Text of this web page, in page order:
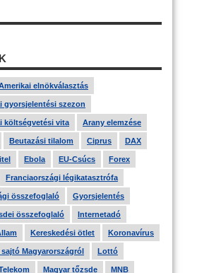
elnökválasztás
gyorsjelentési szezon
költségvetési vita Arany elemzése
Beutazási tilalom Ciprus DAX
Ebola EU-Csúcs Forex
Franciaországi légikatasztrófa
összefoglaló Gyorsjelentés
összefoglaló Internetadó
Kereskedési ötlet Koronavírus
Magyarországról Lottó
Magyar tőzsde MNB